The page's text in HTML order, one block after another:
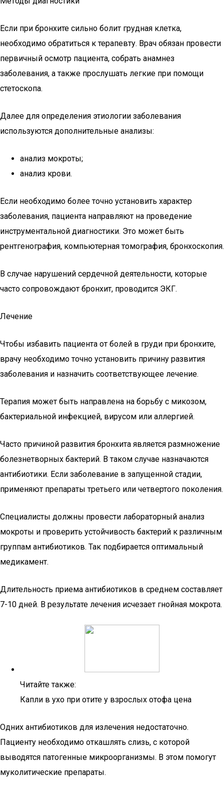
Если при бронхите сильно болит грудная клетка,
необходимо обратиться к терапевту. Врач обязан провести
первичный осмотр пациента, собрать анамнез
заболевания, а также прослушать легкие при помощи
стетоскопа.
Далее для определения этиологии заболевания
используются дополнительные анализы:
анализ мокроты;
анализ крови.
Если необходимо более точно установить характер
заболевания, пациента направляют на проведение
инструментальной диагностики. Это может быть
рентгенография, компьютерная томография, бронхоскопия.
В случае нарушений сердечной деятельности, которые
часто сопровождают бронхит, проводится ЭКГ.
Лечение
Чтобы избавить пациента от болей в груди при бронхите,
врачу необходимо точно установить причину развития
заболевания и назначить соответствующее лечение.
Терапия может быть направлена на борьбу с микозом,
бактериальной инфекцией, вирусом или аллергией.
Часто причиной развития бронхита является размножение
болезнетворных бактерий. В таком случае назначаются
антибиотики. Если заболевание в запущенной стадии,
применяют препараты третьего или четвертого поколения.
Специалисты должны провести лабораторный анализ
мокроты и проверить устойчивость бактерий к различным
группам антибиотиков. Так подбирается оптимальный
медикамент.
Длительность приема антибиотиков в среднем составляет
7-10 дней. В результате лечения исчезает гнойная мокрота.
Читайте также:
Капли в ухо при отите у взрослых отофа цена
Одних антибиотиков для излечения недостаточно.
Пациенту необходимо откашлять слизь, с которой
выводятся патогенные микроорганизмы. В этом помогут
муколитические препараты.